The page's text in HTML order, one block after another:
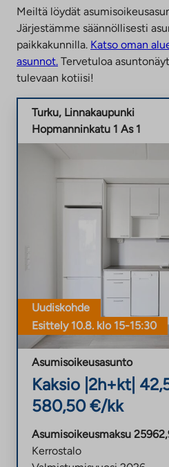
l
k
o
p
u
l
i
s
u
u
n
.
i
n
k
i
Meiltä löydät
Järjestämme säännöllisesti
paikkakunnilla. Katso oman
asunnot. Tervetuloa
tulevaan kotiisi!
Turku, Linnakaupunki
Hopmanninkatu 1 As 1
Uudiskohde
Esittely 10.8. klo 15-15:30
Asumisoikeusasunto
Kaksio | 2h+kt|
580,50 €/kk
Asumisoikeusmaksu
Kerrostalo